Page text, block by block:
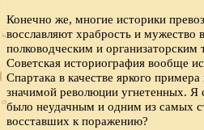
Конечно же, многие историки
восславляют храбрость и
полководческим и организаторским
Советская историография вообще
Спартака в качестве яркого
значимой революции угнетенных. Я
было неудачным и одним из самых
восставших к поражению?